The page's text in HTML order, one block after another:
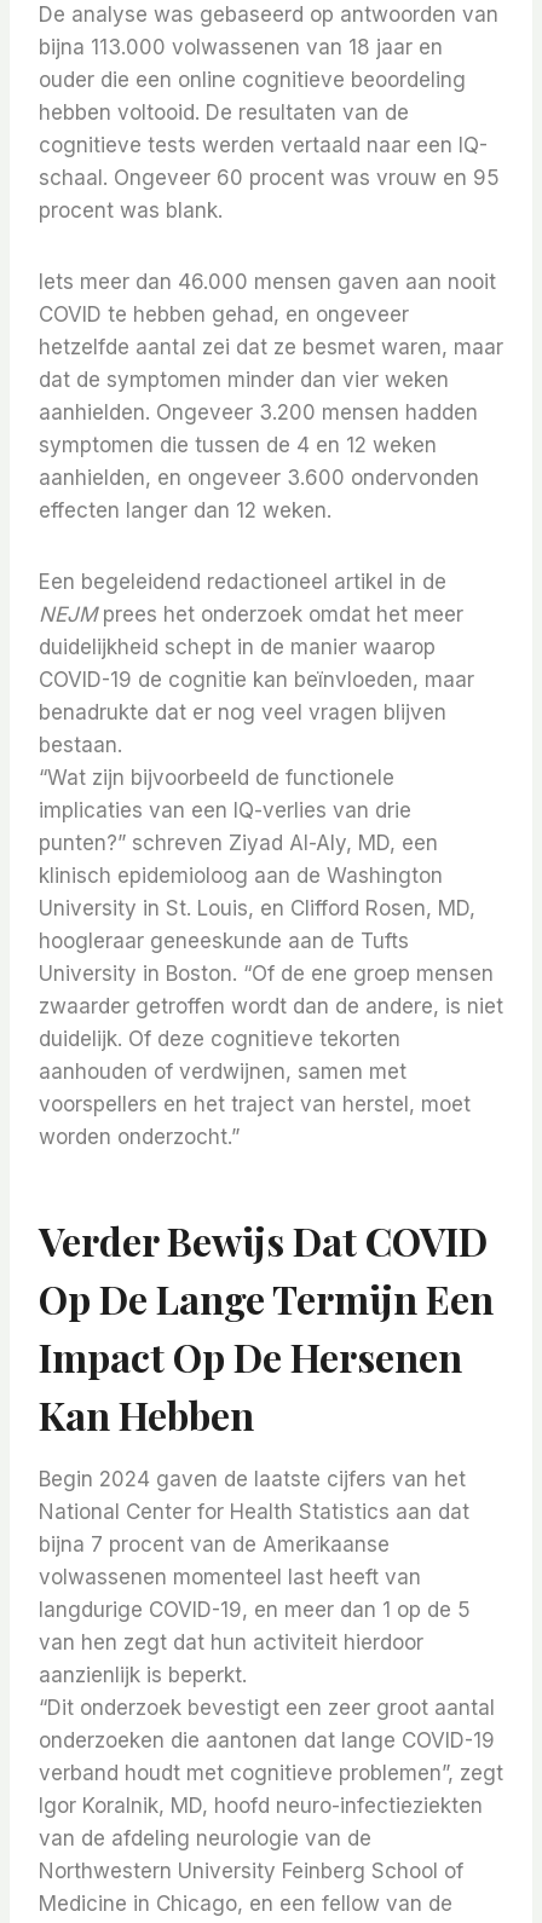
De analyse was gebaseerd op antwoorden van
bijna 113.000 volwassenen van 18 jaar en
ouder die een online cognitieve beoordeling
hebben voltooid. De resultaten van de
cognitieve tests werden vertaald naar een IQ-
schaal. Ongeveer 60 procent was vrouw en 95
procent was blank.
Iets meer dan 46.000 mensen gaven aan nooit
COVID te hebben gehad, en ongeveer
hetzelfde aantal zei dat ze besmet waren, maar
dat de symptomen minder dan vier weken
aanhielden. Ongeveer 3.200 mensen hadden
symptomen die tussen de 4 en 12 weken
aanhielden, en ongeveer 3.600 ondervonden
effecten langer dan 12 weken.
Een begeleidend redactioneel artikel in de
NEJMprees het onderzoek omdat het meer
duidelijkheid schept in de manier waarop
COVID-19 de cognitie kan beïnvloeden, maar
benadrukte dat er nog veel vragen blijven
bestaan.
“Wat zijn bijvoorbeeld de functionele
implicaties van een IQ-verlies van drie
punten?” schreven Ziyad Al-Aly, MD, een
klinisch epidemioloog aan de Washington
University in St. Louis, en Clifford Rosen, MD,
hoogleraar geneeskunde aan de Tufts
University in Boston. “Of de ene groep mensen
zwaarder getroffen wordt dan de andere, is niet
duidelijk. Of deze cognitieve tekorten
aanhouden of verdwijnen, samen met
voorspellers en het traject van herstel, moet
worden onderzocht.”
Verder Bewijs Dat COVID
Op De Lange Termijn Een
Impact Op De Hersenen
Kan Hebben
Begin 2024 gaven de laatste cijfers van het
National Center for Health Statistics aan dat
bijna 7 procent van de Amerikaanse
volwassenen momenteel last heeft van
langdurige COVID-19, en meer dan 1 op de 5
van hen zegt dat hun activiteit hierdoor
aanzienlijk is beperkt.
“Dit onderzoek bevestigt een zeer groot aantal
onderzoeken die aantonen dat lange COVID-19
verband houdt met cognitieve problemen”, zegt
Igor Koralnik, MD, hoofd neuro-infectieziekten
van de afdeling neurologie van de
Northwestern University Feinberg School of
Medicine in Chicago, en een fellow van de